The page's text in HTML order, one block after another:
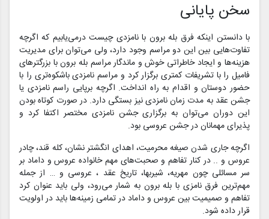
سخن پایانی
با دانستن اینکه فرق بله برون با نامزدی چیست درمی‌یابیم که اگرچه
تفاوت‌هایی بین این دو مراسم وجود دارد، ولی می‌توان برای مدیریت
هزینه‌ها و ایجاد خاطراتی خوش و ماندگار مراسم بله برون با بزرگترهای
فامیل را با تشریفات کمتری برگزار کرد و مراسم نامزدی باشکوه‌تری را با
حضور دوستان و اقدام به راه انداخت. اگرچه برپایی راسم نامزدی یا
جشن عقد به مدت زمان نامزدی نیز بستگی دارد. در صورت کوتاه بودن
این دوران می‌توان به برگزاری جشن نامزدی مختصر اکتفا کرد و
پذیرای مهمانان در جشن عروسی بود.
اگرچه جاری شدن صیغه محرمیت، اهدای انگشتر نشان، کله قند، چادر
عروس و .. در کنار تفاهم و صحبت‌های مهم خانواده عروس و داماد بر
سر مسائلی چون مهریه، شیربها، تاریخ عقد ، عروسی و … از جمله
مهم‌ترین فرق نامزی با بله برون به شمار می‌رود، ولی باید عنوان کرد
تفاهم و صمیمیت بین عروس و داماد در تمامی زمینه‌ها باید در اولویت
قرار داده شود.